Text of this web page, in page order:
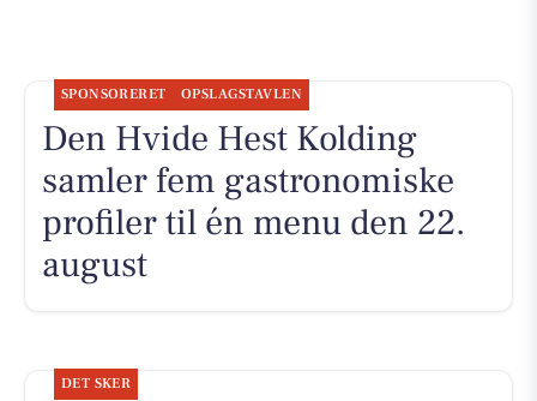
SPONSORERET OPSLAGSTAVLEN
Den Hvide Hest Kolding
samler fem gastronomiske
profiler til én menu den 22.
august
DET SKER